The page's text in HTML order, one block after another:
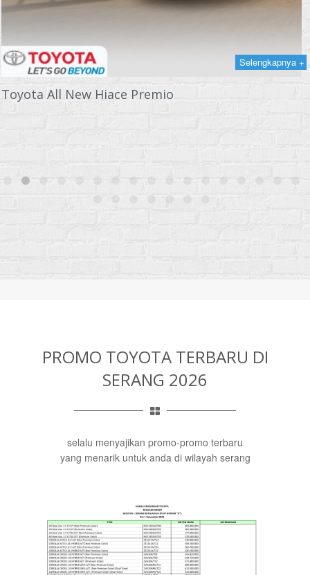
Selengkapnya +
Toyota All New Hiace Premio
PROMO TOYOTA TERBARU DI
SERANG 2026
selalu menyajikan promo-promo terbaru
yang menarik untuk anda di wilayah serang